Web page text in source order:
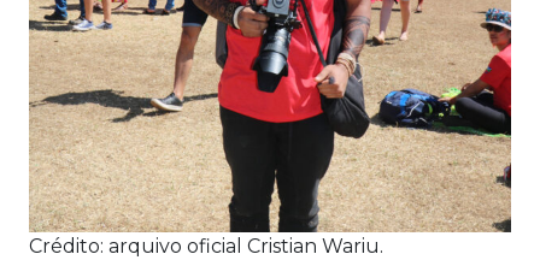
Crédito: arquivo oficial Cristian Wariu.